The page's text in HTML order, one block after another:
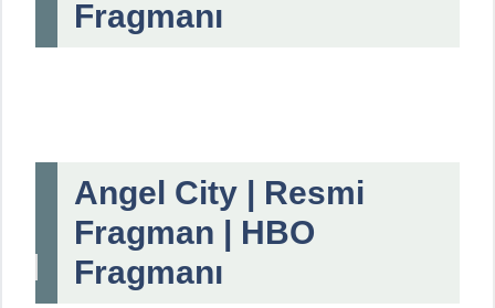
Fragmanı
Angel City | Resmi
Fragman | HBO
Fragmanı